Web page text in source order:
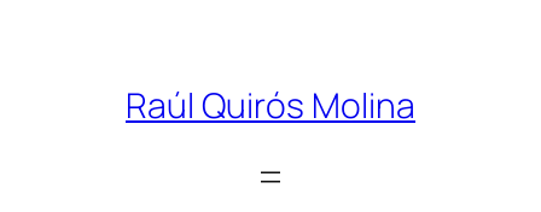
Raúl Quirós Molina